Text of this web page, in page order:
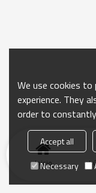
Inicio
We use cookies
experience. They
order to
Accept all
Necessary